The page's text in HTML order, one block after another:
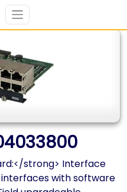
strong> Interface
interfaces with software